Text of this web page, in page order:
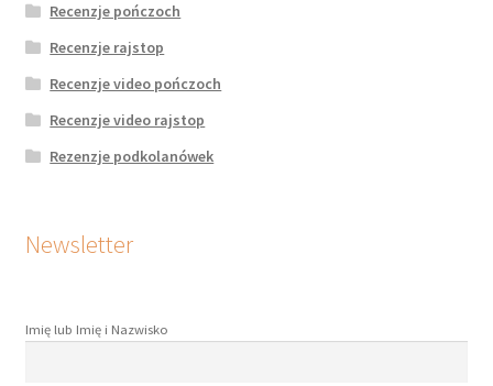
Recenzje pończoch
Recenzje rajstop
Recenzje video pończoch
Recenzje video rajstop
Rezenzje podkolanówek
Newsletter
Imię lub Imię i Nazwisko